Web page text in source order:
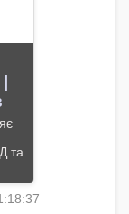
та